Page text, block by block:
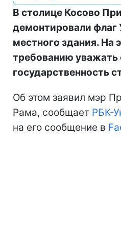
В столице Косово
демонтировали флаг
местного здания. На
требованию уважать
государственность
Об этом заявил мэр
Рама, сообщает РБК-
на его сообщение в